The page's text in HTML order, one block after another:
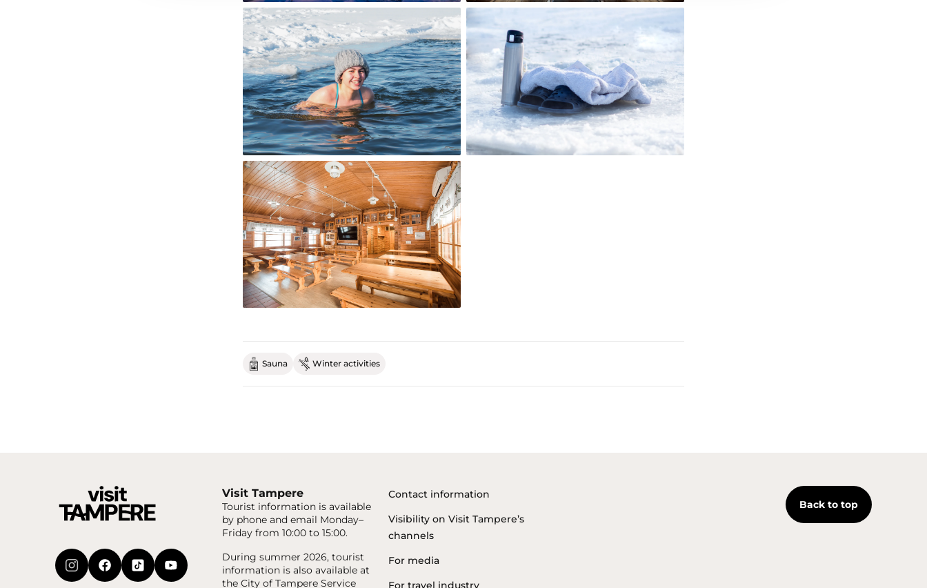
Sauna Winter activities
Visit Tampere
Tourist information is available
by phone and email Monday–
Friday from 10:00 to 15:00.
During summer 2026, tourist
information is also available at
the City of Tampere Service
Contact information
Visibility on Visit Tampere’s
channels
For media
For travel industry
Back to top